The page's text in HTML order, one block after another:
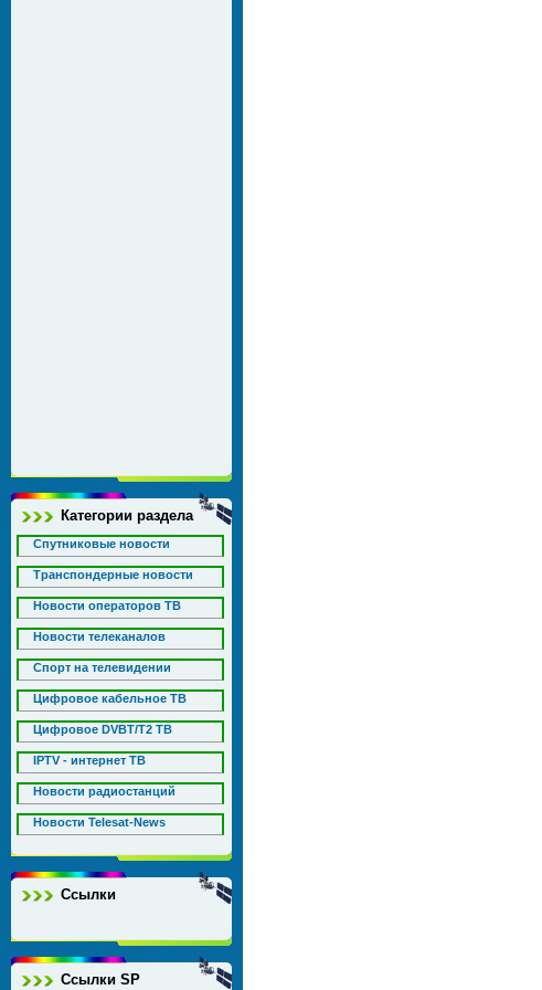
Категории раздела
Спутниковые новости
Транспондерные новости
Новости операторов ТВ
Новости телеканалов
Спорт на телевидении
Цифровое кабельное ТВ
Цифровое DVBT/T2 ТВ
IPTV - интернет ТВ
Новости радиостанций
Новости Telesat-News
Ссылки
Ссылки SP